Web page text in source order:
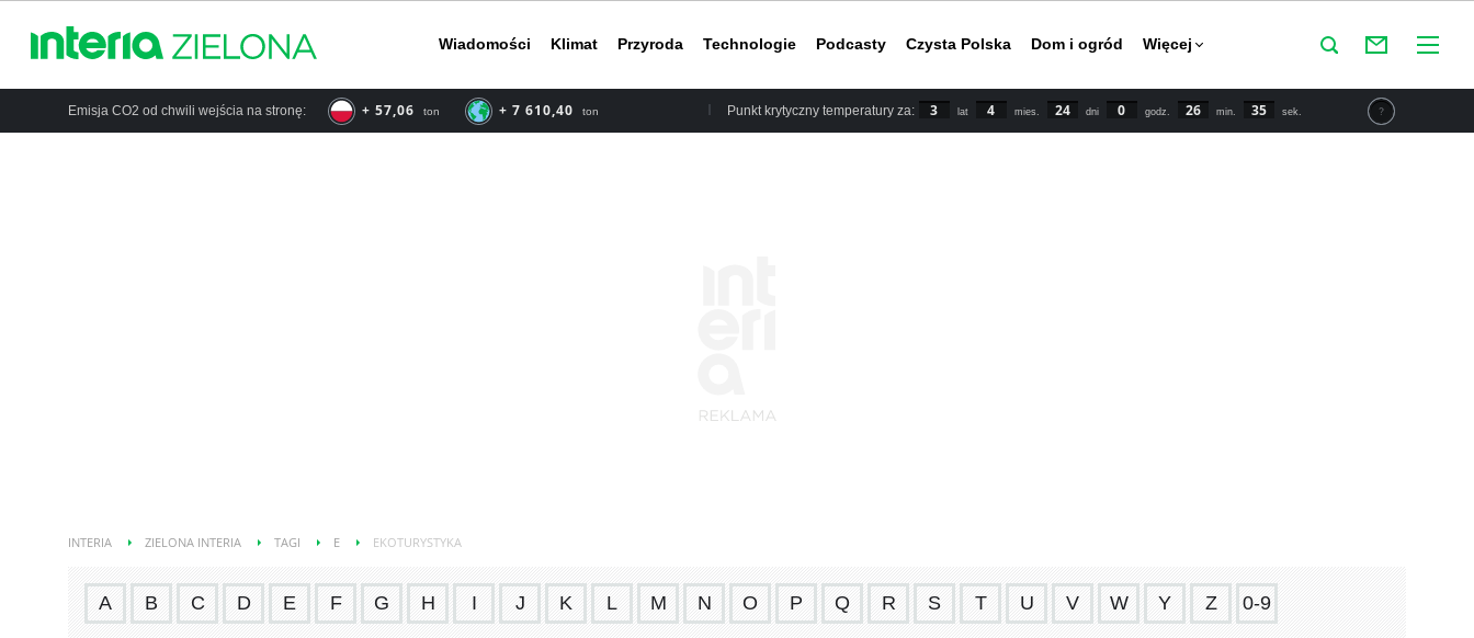
Wiadomości Klimat Przyroda Technologie Podcasty Czysta Polska Dom i ogród Więcej
Emisja CO2 od chwili wejścia na stronę: + 66,57 ton + 8 878,80 ton Punkt krytyczny temperatury za: 3 lat 4 mies. 24 dni 0 godz. 26 min. 34 sek.
INTERIA ZIELONA INTERIA TAGI E EKOTURYSTYKA
A B C D E F G H I J K L M N O P Q R S T U V W Y Z 0-9